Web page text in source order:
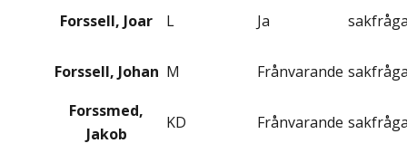
Forssell, Joar L Ja
Forssell, Johan M Frånvarande
Forssmed,
Jakob
KD Frånvarande